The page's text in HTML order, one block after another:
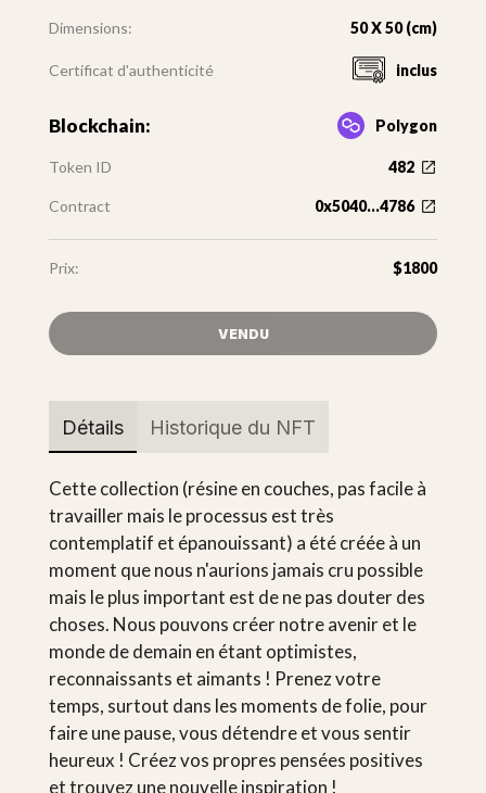
Dimensions: 50 X 50 (cm)
Certificat d'authenticité inclus
Blockchain: Polygon
Token ID 482
Contract 0x5040...4786
Prix: $1800
VENDU
Détails Historique du NFT
Cette collection (résine en couches, pas facile à
travailler mais le processus est très
contemplatif et épanouissant) a été créée à un
moment que nous n'aurions jamais cru possible
mais le plus important est de ne pas douter des
choses. Nous pouvons créer notre avenir et le
monde de demain en étant optimistes,
reconnaissants et aimants ! Prenez votre
temps, surtout dans les moments de folie, pour
faire une pause, vous détendre et vous sentir
heureux ! Créez vos propres pensées positives
et trouvez une nouvelle inspiration !